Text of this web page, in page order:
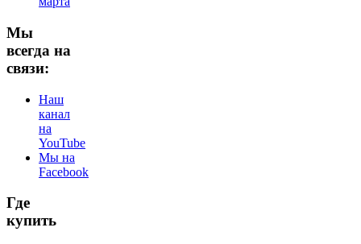
Мы
всегда на
связи:
Наш
канал
на
YouTube
Мы на
Facebook
Где
купить